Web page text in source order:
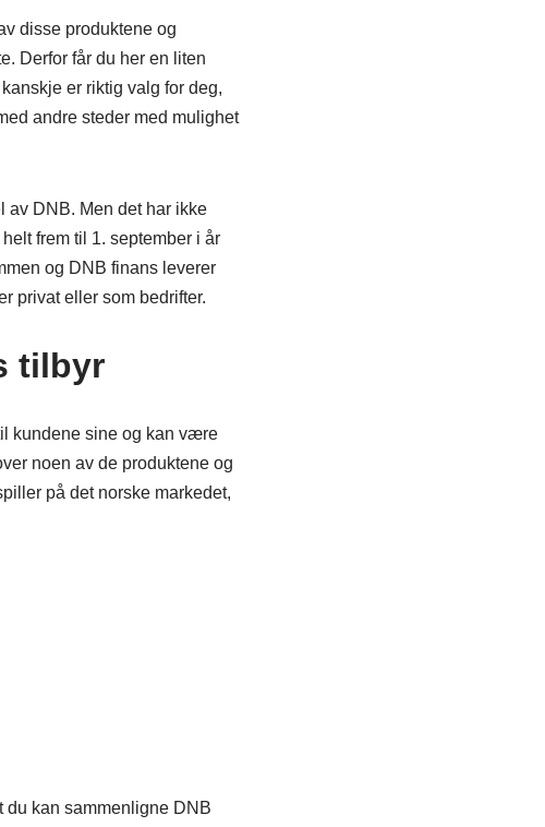
disse produktene og
Derfor får du her en liten
er riktig valg for deg,
andre steder med mulighet
av DNB. Men det har ikke
frem til 1. september i år
og DNB finans leverer
privat eller som bedrifter.
tilbyr
kundene sine og kan være
noen av de produktene og
på det norske markedet,
kan sammenligne DNB